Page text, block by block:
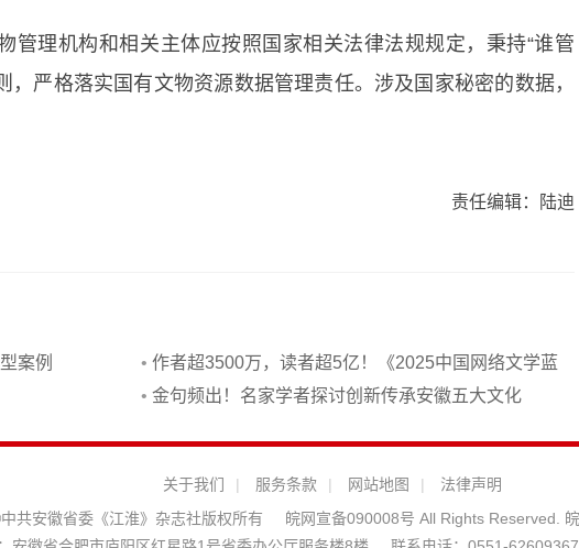
管理机构和相关主体应按照国家相关法律法规规定，秉持“谁管
，严格落实国有文物资源数据管理责任。涉及国家秘密的数据，
责任编辑：陆迪
案例 • 作者超3500万，读者超5亿！《2025中国网络文学蓝
皮书》发布
• 金句频出！名家学者探讨创新传承安徽五大文化
关于我们 | 服务条款 | 网站地图 |
法律声明
共安徽省委《江淮》杂志社版权所有
皖网宣备090008号 All Rights Reserved.